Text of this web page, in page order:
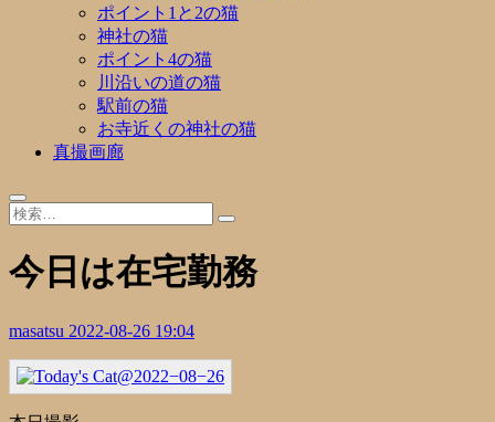
ポイント1と2の猫
神社の猫
ポイント4の猫
川沿いの道の猫
駅前の猫
お寺近くの神社の猫
真撮画廊
今日は在宅勤務
masatsu 2022-08-26 19:04